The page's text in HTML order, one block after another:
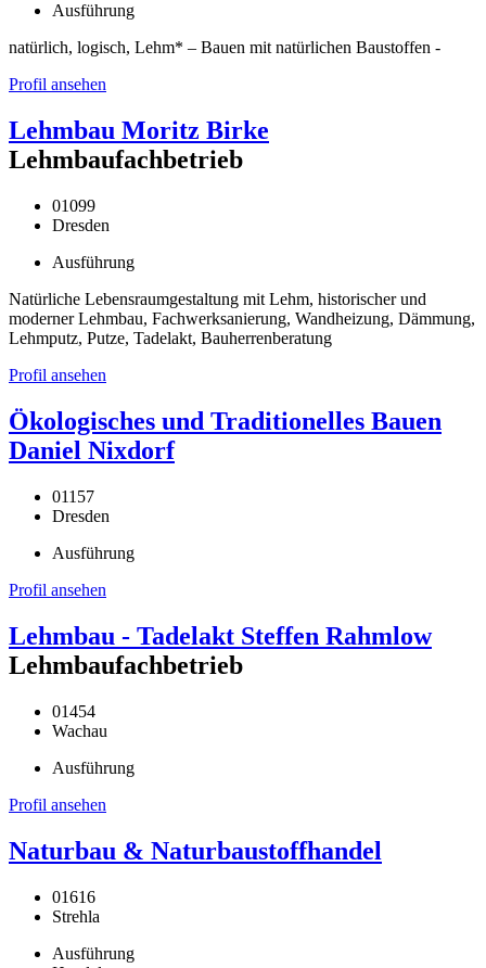
Ausführung
natürlich, logisch, Lehm* – Bauen mit natürlichen Baustoffen -
Profil ansehen
Lehmbau Moritz Birke
Lehmbaufachbetrieb
01099
Dresden
Ausführung
Natürliche Lebensraumgestaltung mit Lehm, historischer und
moderner Lehmbau, Fachwerksanierung, Wandheizung, Dämmung,
Lehmputz, Putze, Tadelakt, Bauherrenberatung
Profil ansehen
Ökologisches und Traditionelles Bauen
Daniel Nixdorf
01157
Dresden
Ausführung
Profil ansehen
Lehmbau - Tadelakt Steffen Rahmlow
Lehmbaufachbetrieb
01454
Wachau
Ausführung
Profil ansehen
Naturbau & Naturbaustoffhandel
01616
Strehla
Ausführung